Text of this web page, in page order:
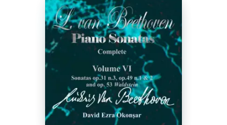
Explorar
Buscar